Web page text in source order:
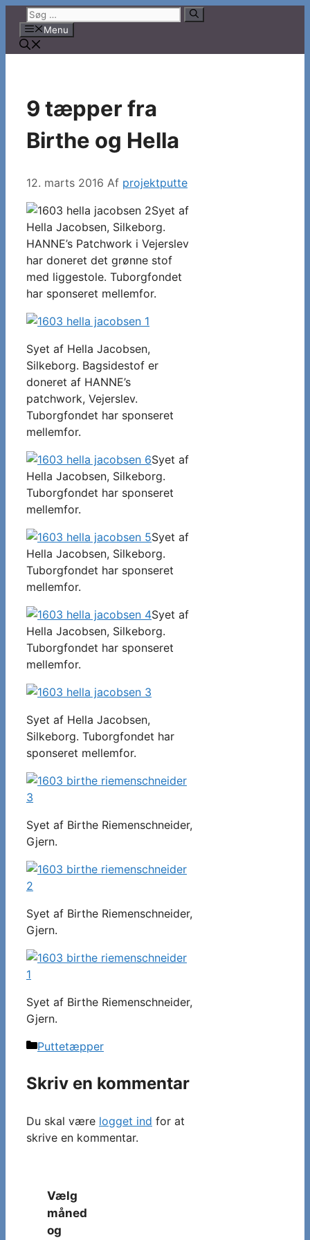
indhold
Søg
efter:Menu
9 tæpper fra
Birthe og Hella
12. marts 2016 Af projektputte
Syet af
Hella Jacobsen, Silkeborg.
HANNE’s Patchwork i Vejerslev
har doneret det grønne stof
med liggestole. Tuborgfondet
har sponseret mellemfor.
Syet af Hella Jacobsen,
Silkeborg. Bagsidestof er
doneret af HANNE’s
patchwork, Vejerslev.
Tuborgfondet har sponseret
mellemfor.
Syet af
Hella Jacobsen, Silkeborg.
Tuborgfondet har sponseret
mellemfor.
Syet af
Hella Jacobsen, Silkeborg.
Tuborgfondet har sponseret
mellemfor.
Syet af
Hella Jacobsen, Silkeborg.
Tuborgfondet har sponseret
mellemfor.
Syet af Hella Jacobsen,
Silkeborg. Tuborgfondet har
sponseret mellemfor.
Syet af Birthe Riemenschneider,
Gjern.
Syet af Birthe Riemenschneider,
Gjern.
Syet af Birthe Riemenschneider,
Gjern.
Kategorier
Puttetæpper
Skriv en kommentar
Du skal være logget ind for at
skrive en kommentar.
Vælg
måned
og